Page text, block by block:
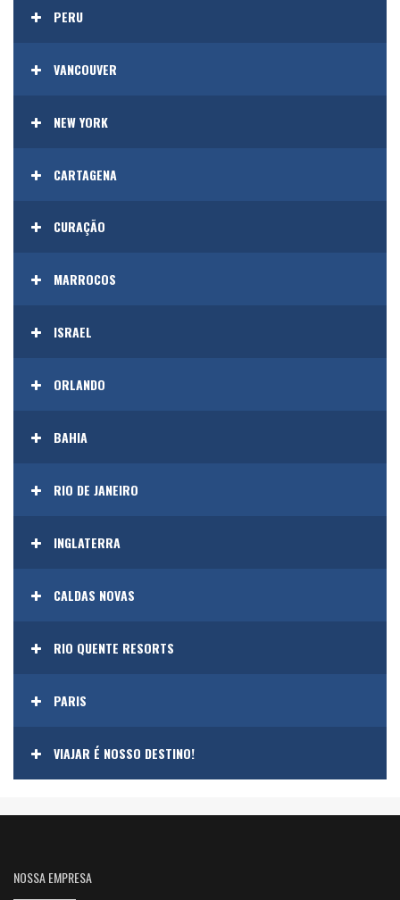
PERU
VANCOUVER
NEW YORK
CARTAGENA
CURAÇÃO
MARROCOS
ISRAEL
ORLANDO
BAHIA
RIO DE JANEIRO
INGLATERRA
CALDAS NOVAS
RIO QUENTE RESORTS
PARIS
VIAJAR É NOSSO DESTINO!
NOSSA EMPRESA